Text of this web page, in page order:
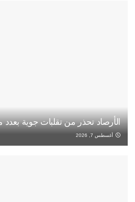
الأرصاد تحذر من تقلبات جوية
أغسطس 7, 2026